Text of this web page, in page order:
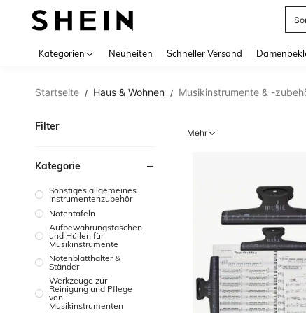
Kategorien Neuheiten Schneller Versand
Startseite / Haus & Wohnen / Musikinstrumente & -
Filter
Kategorie
Sonstiges allgemeines
Instrumentenzubehör
Notentafeln
Aufbewahrungstaschen
und Hüllen für
Musikinstrumente
Notenblatthalter &
Ständer
Werkzeuge zur
Reinigung und Pflege
von
Musikinstrumenten
Mehr